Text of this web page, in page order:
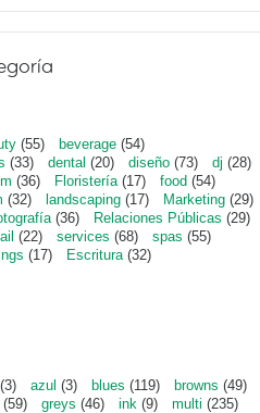
(55) beverage (54)
(33) dental (20) diseño (73) dj (28)
(36) Floristería(17) food (54)
(32) landscaping (17) Marketing (29)
(36) Relaciones Públicas (29)
(22) services (68) spas (55)
(17) Escritura(32)
(3) azul (3) blues (119) browns (49)
(59) greys (46) ink (9) multi (235)